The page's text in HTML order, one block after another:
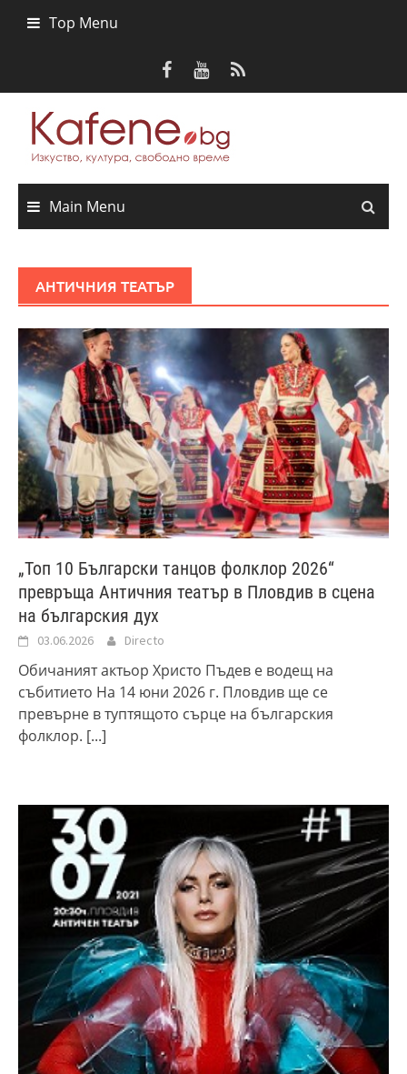
Top Menu
Main Menu
АНТИЧНИЯ ТЕАТЪР
„Топ 10 Български танцов фолклор 2026“
превръща Античния театър в Пловдив в сцена
на българския дух
03.06.2026 Directo
Обичаният актьор Христо Пъдев е водещ на
събитието На 14 юни 2026 г. Пловдив ще се
превърне в туптящото сърце на българския
фолклор. [...]